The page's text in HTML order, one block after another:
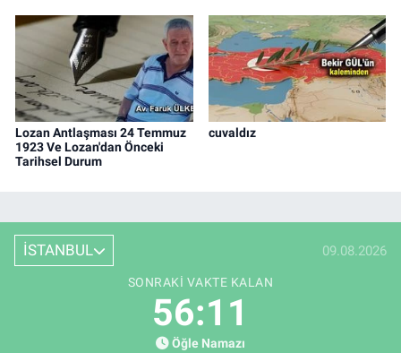
Lozan Antlaşması 24 Temmuz
1923 Ve Lozan'dan Önceki
Tarihsel Durum
cuvaldız
İSTANBUL 09.08.2026
SONRAKI VAKTE KALAN
56:10
Öğle Namazı